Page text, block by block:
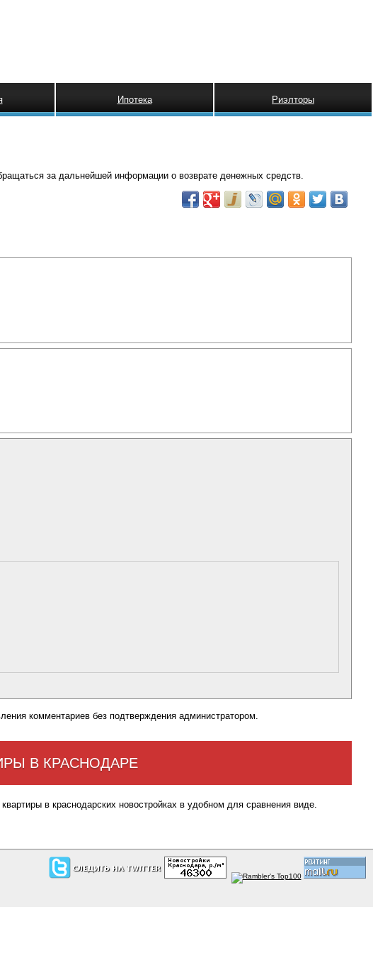
Ипотека Риэлторы
за дальнейшей информации о возврате денежных средств.
комментариев без подтверждения администратором.
В КРАСНОДАРЕ
в краснодарских новостройках в удобном для сравнения виде.